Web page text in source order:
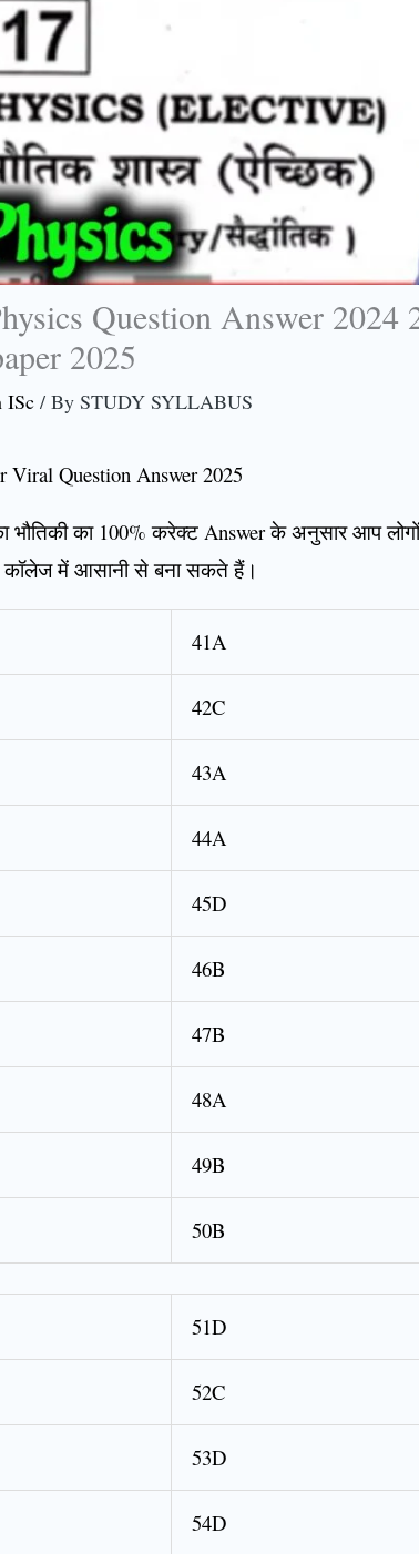
Question Answer 2024
2025
ISc / BySTUDY SYLLABUS
Viral Question Answer 2025
भौतिकी का 100% करेक्ट Answer के अनुसार आप
कॉलेज में आसानी से बना सकते हैं।
41A
42C
43A
44A
45D
46B
47B
48A
49B
50B
51D
52C
53D
54D